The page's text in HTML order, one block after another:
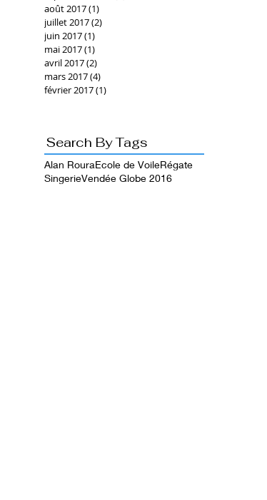
août 2017(1)
juillet 2017(2)
juin 2017(1)
mai 2017(1)
avril 2017(2)
mars 2017(4)
février 2017(1)
Search By Tags
Alan RouraEcole de VoileRégate
SingerieVendée Globe 2016